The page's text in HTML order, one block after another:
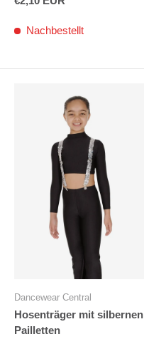
Nachbestellt
Dancewear Central
Hosenträger mit silbernen
Pailletten